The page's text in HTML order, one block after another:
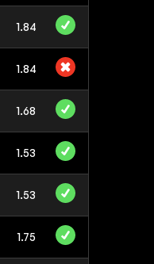
1.84
1.84
1.68
1.53
1.53
1.75